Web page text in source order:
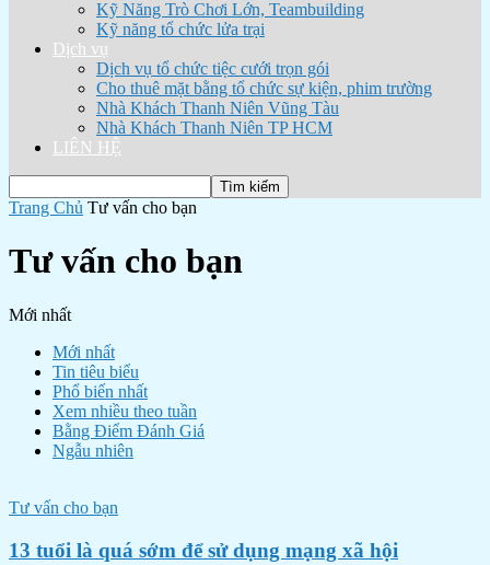
Kỹ Năng Trò Chơi Lớn, Teambuilding
Kỹ năng tổ chức lửa trại
Dịch vụ
Dịch vụ tổ chức tiệc cưới trọn gói
Cho thuê mặt bằng tổ chức sự kiện, phim trường
Nhà Khách Thanh Niên Vũng Tàu
Nhà Khách Thanh Niên TP HCM
LIÊN HỆ
Trang Chủ Tư vấn cho bạn
Tư vấn cho bạn
Mới nhất
Mới nhất
Tin tiêu biểu
Phổ biến nhất
Xem nhiều theo tuần
Bằng Điểm Đánh Giá
Ngẫu nhiên
Tư vấn cho bạn
13 tuổi là quá sớm để sử dụng mạng xã hội